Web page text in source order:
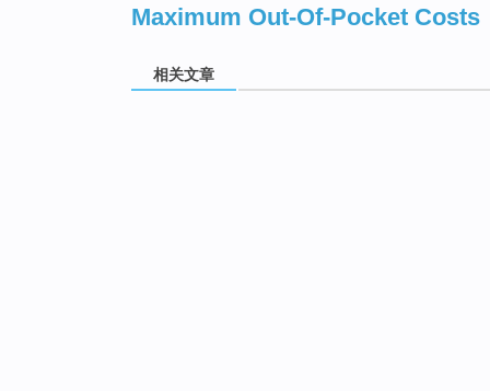
Maximum Out-Of-Pocket Costs
相关文章